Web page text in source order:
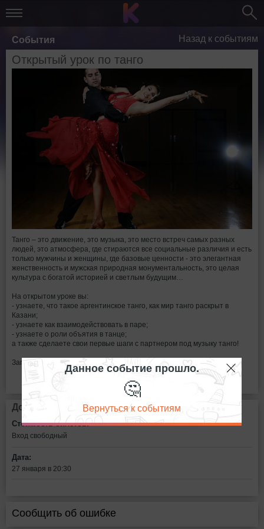
События Назад к событиям
Открытый урок по танго
Танго – это движение, это музыка, это место встреч самых разных
людей, это атмосфера, где стираются все социальные различия и есть
только мужчины и женщины, где базовые ценности - это элегантная
женственность и мужская природная монументальность, это целая
культура с богатой историей и светлым будущим…
На открытом уроке вы:
- узнаете, что такое аргентинское танго, как мир танго раскрыт в
Казани;
- узнаете как взаимодействовать в паре;
- узнаете о роли объятия в танце;
а также сделаете свои первые шаги с партнером под музыку танго!
Запись на урок по телефонам 8(917)915-12-50, 8(937)620-02-36
Дополнительная информация
Стоимость билетов:
Вход свободный
Дата:
27 января в 20:30
Сообщить об ошибке
Данное событие прошло.
🤔
Вернуться к событиям